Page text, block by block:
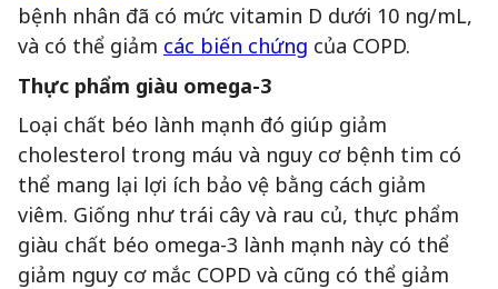
bệnh nhân đã có mức vitamin D dưới 10 ng/mL,
và có thể giảm các biến chứng của COPD.
Thực phẩm giàu omega-3
Loại chất béo lành mạnh đó giúp giảm
cholesterol trong máu và nguy cơ bệnh tim có
thể mang lại lợi ích bảo vệ bằng cách giảm
viêm. Giống như trái cây và rau củ, thực phẩm
giàu chất béo omega-3 lành mạnh này có thể
giảm nguy cơ mắc COPD và cũng có thể giảm